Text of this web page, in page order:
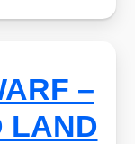
–
LAND